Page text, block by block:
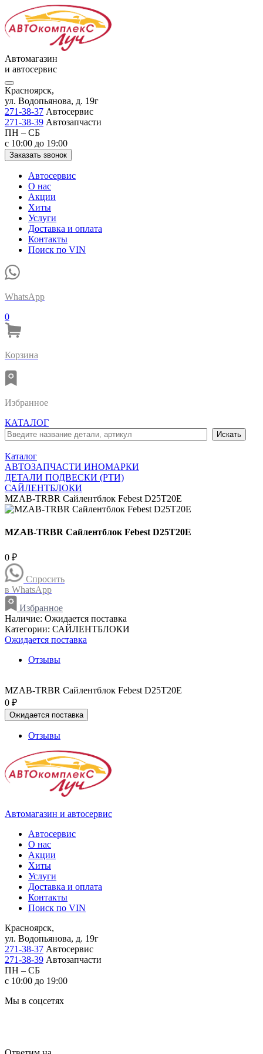
Автомагазин
и автосервис
Красноярск,
ул. Водопьянова, д. 19г
271-38-37 Автосервис
271-38-39 Автозапчасти
ПН – СБ
с 10:00 до 19:00
Заказать звонок
Автосервис
О нас
Акции
Хиты
Услуги
Доставка и оплата
Контакты
Поиск по VIN
WhatsApp
0
Корзина
Избранное
КАТАЛОГ
Каталог
АВТОЗАПЧАСТИ ИНОМАРКИ
ДЕТАЛИ ПОДВЕСКИ (РТИ)
САЙЛЕНТБЛОКИ
MZAB-TRBR Сайлентблок Febest D25T20E
MZAB-TRBR Сайлентблок Febest D25T20E
0 ₽
Спросить
в WhatsApp
Избранное
Наличие: Ожидается поставка
Категории: САЙЛЕНТБЛОКИ
Ожидается поставка
Отзывы
MZAB-TRBR Сайлентблок Febest D25T20E
0 ₽
Ожидается поставка
Отзывы
Автомагазин и автосервис
Автосервис
О нас
Акции
Хиты
Услуги
Доставка и оплата
Контакты
Поиск по VIN
Красноярск,
ул. Водопьянова, д. 19г
271-38-37 Автосервис
271-38-39 Автозапчасти
ПН – СБ
с 10:00 до 19:00
Мы в соцсетях